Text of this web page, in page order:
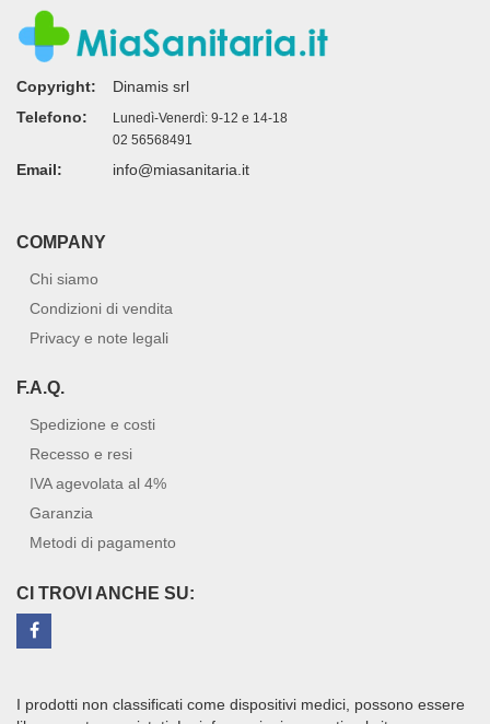
Copyright:
Dinamis srl
Telefono:
Lunedì-Venerdì: 9-12 e 14-18
02 56568491
Email: info@miasanitaria.it
COMPANY
Chi siamo
Condizioni di vendita
Privacy e note legali
F.A.Q.
Spedizione e costi
Recesso e resi
IVA agevolata al 4%
Garanzia
Metodi di pagamento
CI TROVI ANCHE SU:
I prodotti non classificati come dispositivi medici, possono essere